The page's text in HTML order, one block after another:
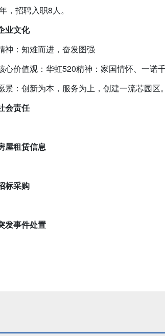
，招聘入职8人。
业文化
：知难而进，奋发图强
心价值观：华虹520精神：家国情怀、一诺
景：创新为本，服务为上，创建一流芯园区。
会责任
屋租赁信息
标采购
发事件处置